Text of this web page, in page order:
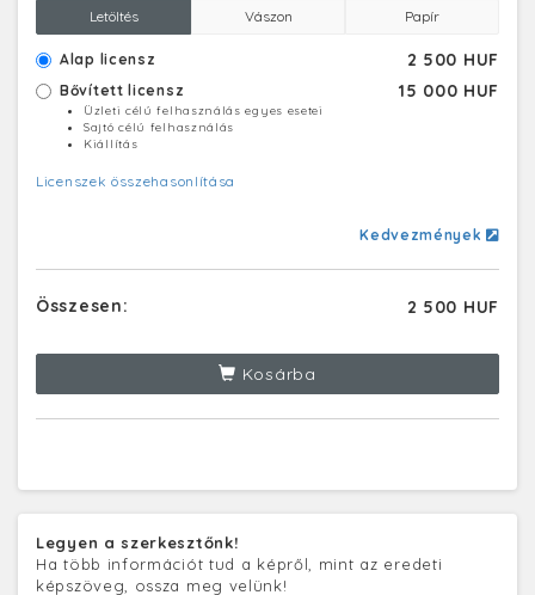
Letöltés Vászon Papír
Alap licensz 2 500 HUF
Bővített licensz 15 000 HUF
Üzleti célú felhasználás egyes esetei
Sajtó célú felhasználás
Kiállítás
Licenszek összehasonlítása
Kedvezmények
Összesen: 2 500 HUF
Kosárba
Legyen a szerkesztőnk!
Ha több információt tud a képről, mint az eredeti
képszöveg, ossza meg velünk!